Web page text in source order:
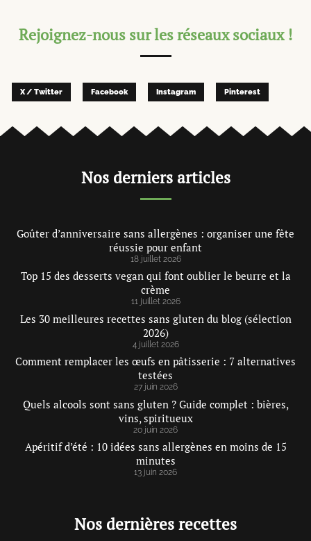
Rejoignez-nous sur les réseaux sociaux !
X / Twitter Facebook Instagram Pinterest
Nos derniers articles
Goûter d’anniversaire sans allergènes : organiser une fête
réussie pour enfant
18 juillet 2026
Top 15 des desserts vegan qui font oublier le beurre et la
crème
11 juillet 2026
Les 30 meilleures recettes sans gluten du blog (sélection
2026)
4 juillet 2026
Comment remplacer les œufs en pâtisserie : 7 alternatives
testées
27 juin 2026
Quels alcools sont sans gluten ? Guide complet : bières,
vins, spiritueux
20 juin 2026
Apéritif d’été : 10 idées sans allergènes en moins de 15
minutes
13 juin 2026
Nos dernières recettes